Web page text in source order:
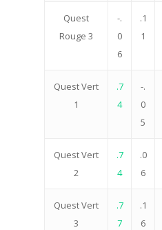
Quest
Rouge 3
-.
0
6
.1
1
Quest Vert
1
.7
4
-.
0
5
Quest Vert
2
.7
4
.0
6
Quest Vert
3
.7
7
.1
6